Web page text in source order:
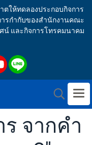
ให้ทดลองประกอบกิจการ
ารกำกับของสำนักงานคณะ
น์ และกิจการโทรคมนาคม
จากคำ